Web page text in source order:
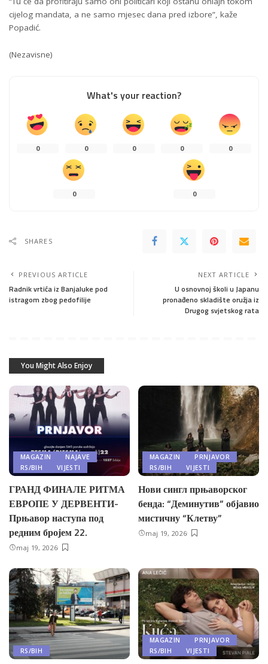
cijelog mandata, a ne samo mjesec dana pred izbore”, kaže
Popadić.
(Nezavisne)
What's your reaction?
0 0 0 0 0
0 0
SHARES
PREVIOUS ARTICLE
Radnik vrtića iz Banjaluke pod
istragom zbog pedofilije
NEXT ARTICLE
U osnovnoj školi u Japanu
pronađeno skladište oružja iz
Drugog svjetskog rata
You Might Also Enjoy
MAGAZIN
NAJAVE
RS/BIH
VIJESTI
ГРАНД ФИНАЛЕ РИТМА
ЕВРОПЕ У ДЕРВЕНТИ-
Прњавор наступа под
редним бројем 22.
maj 19, 2026
MAGAZIN
PRNJAVOR
RS/BIH
VIJESTI
Нови сингл прњаворског
бенда: “Деминутив” објавио
мистичну “Клетву”
maj 19, 2026
RS/BIH
MAGAZIN
PRNJAVOR
RS/BIH
VIJESTI